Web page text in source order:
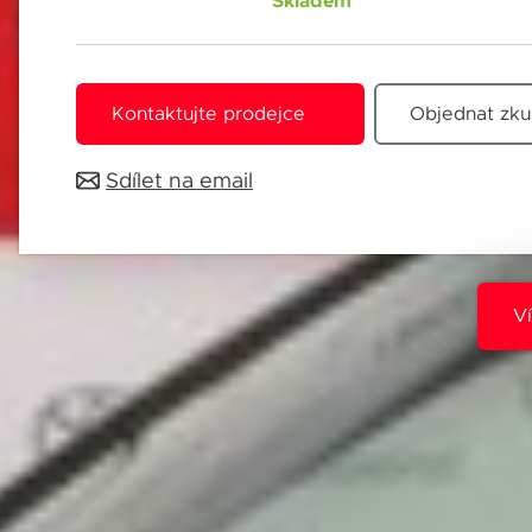
Kontaktujte prodejce Objednat
Sdílet na email
Vždy
Pole